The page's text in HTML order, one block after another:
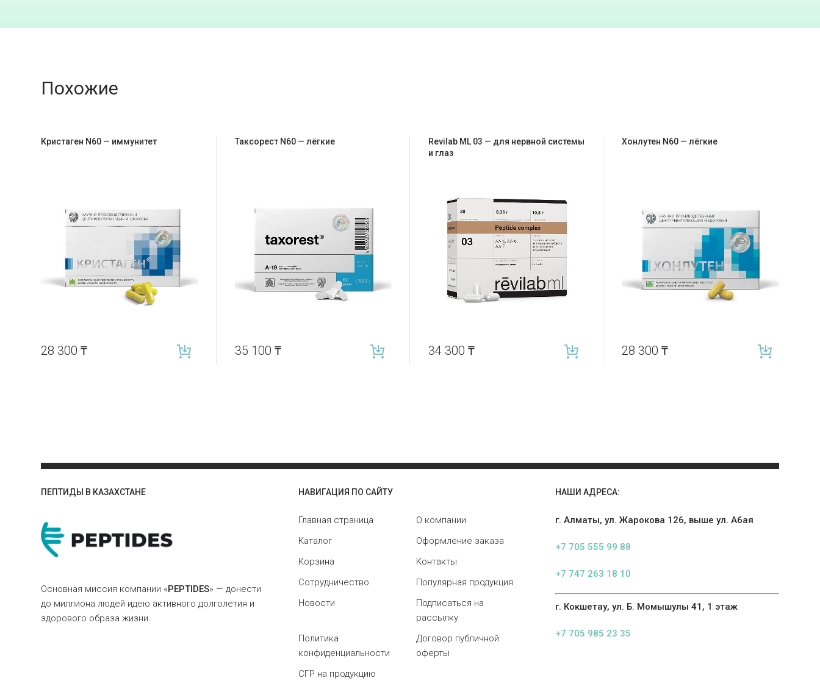
Похожие
Кристаген N60 — иммунитет
28 300₸
Таксорест N60 — лёгкие
35 100 ₸
Revilab ML 03 — для нервной системы
и глаз
34 300 ₸
Хонлутен N60 — лёгкие
28 300₸
ПЕПТИДЫ В КАЗАХСТАНЕ
Основная миссия компании «PEPTIDES» — донести
до миллиона людей идею активного долголетия и
здорового образа жизни.
НАВИГАЦИЯ ПО САЙТУ
Главная страница
О компании
Каталог
Оформление заказа
Корзина
Контакты
Сотрудничество
Популярная продукция
Новости
Подписаться на
рассылку
Политика
конфиденциальности
Договор публичной
оферты
СГР на продукцию
НАШИ АДРЕСА:
г. Алматы, ул. Жарокова 126, выше ул. Абая
+7 705 555 99 88
+7 747 263 18 10
г. Кокшетау, ул. Б. Момышулы 41, 1 этаж
+7 705 985 23 35